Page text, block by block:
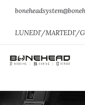
LUNEDI'/MARTEDI'/